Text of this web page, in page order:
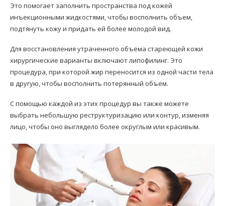
Это помогает заполнить пространства под кожей
инъекционными жидкостями, чтобы восполнить объем,
подтянуть кожу и придать ей более молодой вид.
Для восстановления утраченного объема стареющей кожи
хирургические варианты включают липофилинг. Это
процедура, при которой жир переносится из одной части тела
в другую, чтобы восполнить потерянный объем.
С помощью каждой из этих процедур вы также можете
выбрать небольшую реструктуризацию или контур, изменяя
лицо, чтобы оно выглядело более округлым или красивым.